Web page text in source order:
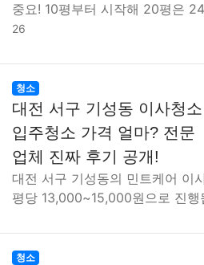
중요! 10평부터 시작해 20평은
26
청소
대전 서구 기성동 이사청소
입주청소 가격 얼마? 전문
업체 진짜 후기 공개!
대전 서구 기성동의 민트케어 이
평당 13,000~15,000원으로 진
청소